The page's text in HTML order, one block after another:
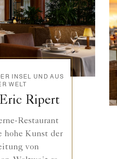
INSEL UND AUS
WELT
Ripert
Restaurant
hohe Kunst der
von